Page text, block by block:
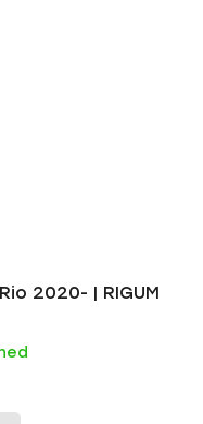
2020- | RIGUM